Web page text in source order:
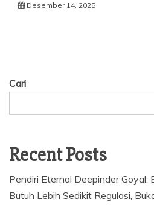
Desember 14, 2025
Cari
Recent Posts
Pendiri Eternal Deepinder Goyal:
Butuh Lebih Sedikit Regulasi,